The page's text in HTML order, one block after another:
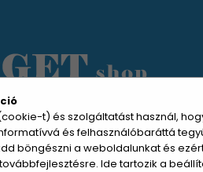
t) és szolgáltatást használ,
és felhasználóbaráttá
böngészni a weboldalunkat és
Ide tartozik a